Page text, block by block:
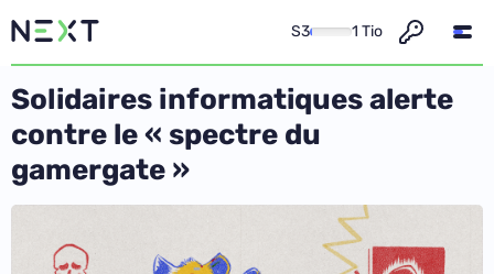
S3 1 Tio
Solidaires informatiques alerte
contre le « spectre du
gamergate »